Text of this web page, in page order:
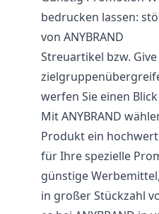
bedrucken lassen:
von ANYBRAND
Streuartikel bzw.
werfen Sie einen
Mit ANYBRAND
Produkt ein
für Ihre spezielle
günstige
in großer Stückzahl